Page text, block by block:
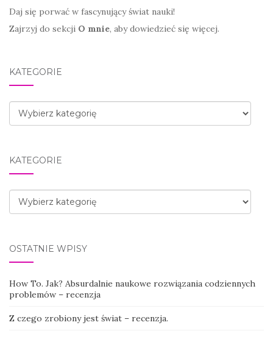
Daj się porwać w fascynujący świat nauki!
Zajrzyj do sekcji O mnie, aby dowiedzieć się więcej.
KATEGORIE
Kategorie
KATEGORIE
Kategorie
OSTATNIE WPISY
How To. Jak? Absurdalnie naukowe rozwiązania codziennych
problemów – recenzja
Z czego zrobiony jest świat – recenzja.